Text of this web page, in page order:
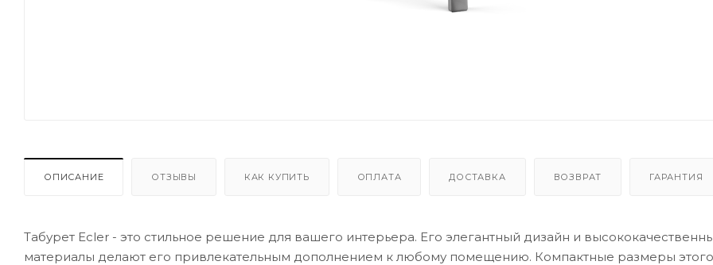
ОПИСАНИЕ ОТЗЫВЫ КАК КУПИТЬ ОПЛАТА ДОСТАВКА ВОЗВРАТ ГАРАНТИЯ
Табурет Ecler - это стильное решение для вашего интерьера. Его элегантный дизайн и
материалы делают его привлекательным дополнением к любому помещению. Компактные размеры этого